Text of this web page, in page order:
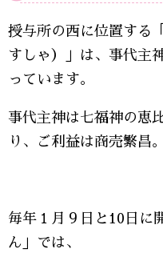
授与所の西に位置する
すしゃ）」は、事代主
っています。
事代主神は七福神の恵
り、ご利益は商売繁昌。
毎年１月９日と10日に
ん」では、